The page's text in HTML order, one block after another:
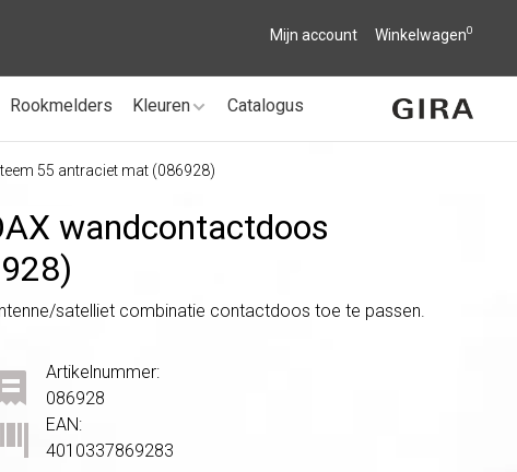
Mijn account Winkelwagen0
Rookmelders Kleuren Catalogus
55 antraciet mat (086928)
wandcontactdoos
satelliet combinatie contactdoos toe te passen.
Artikelnummer:
086928
EAN:
4010337869283